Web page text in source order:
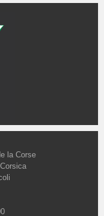
la Corse